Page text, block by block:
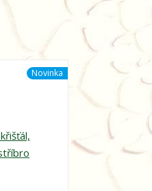
Novinka